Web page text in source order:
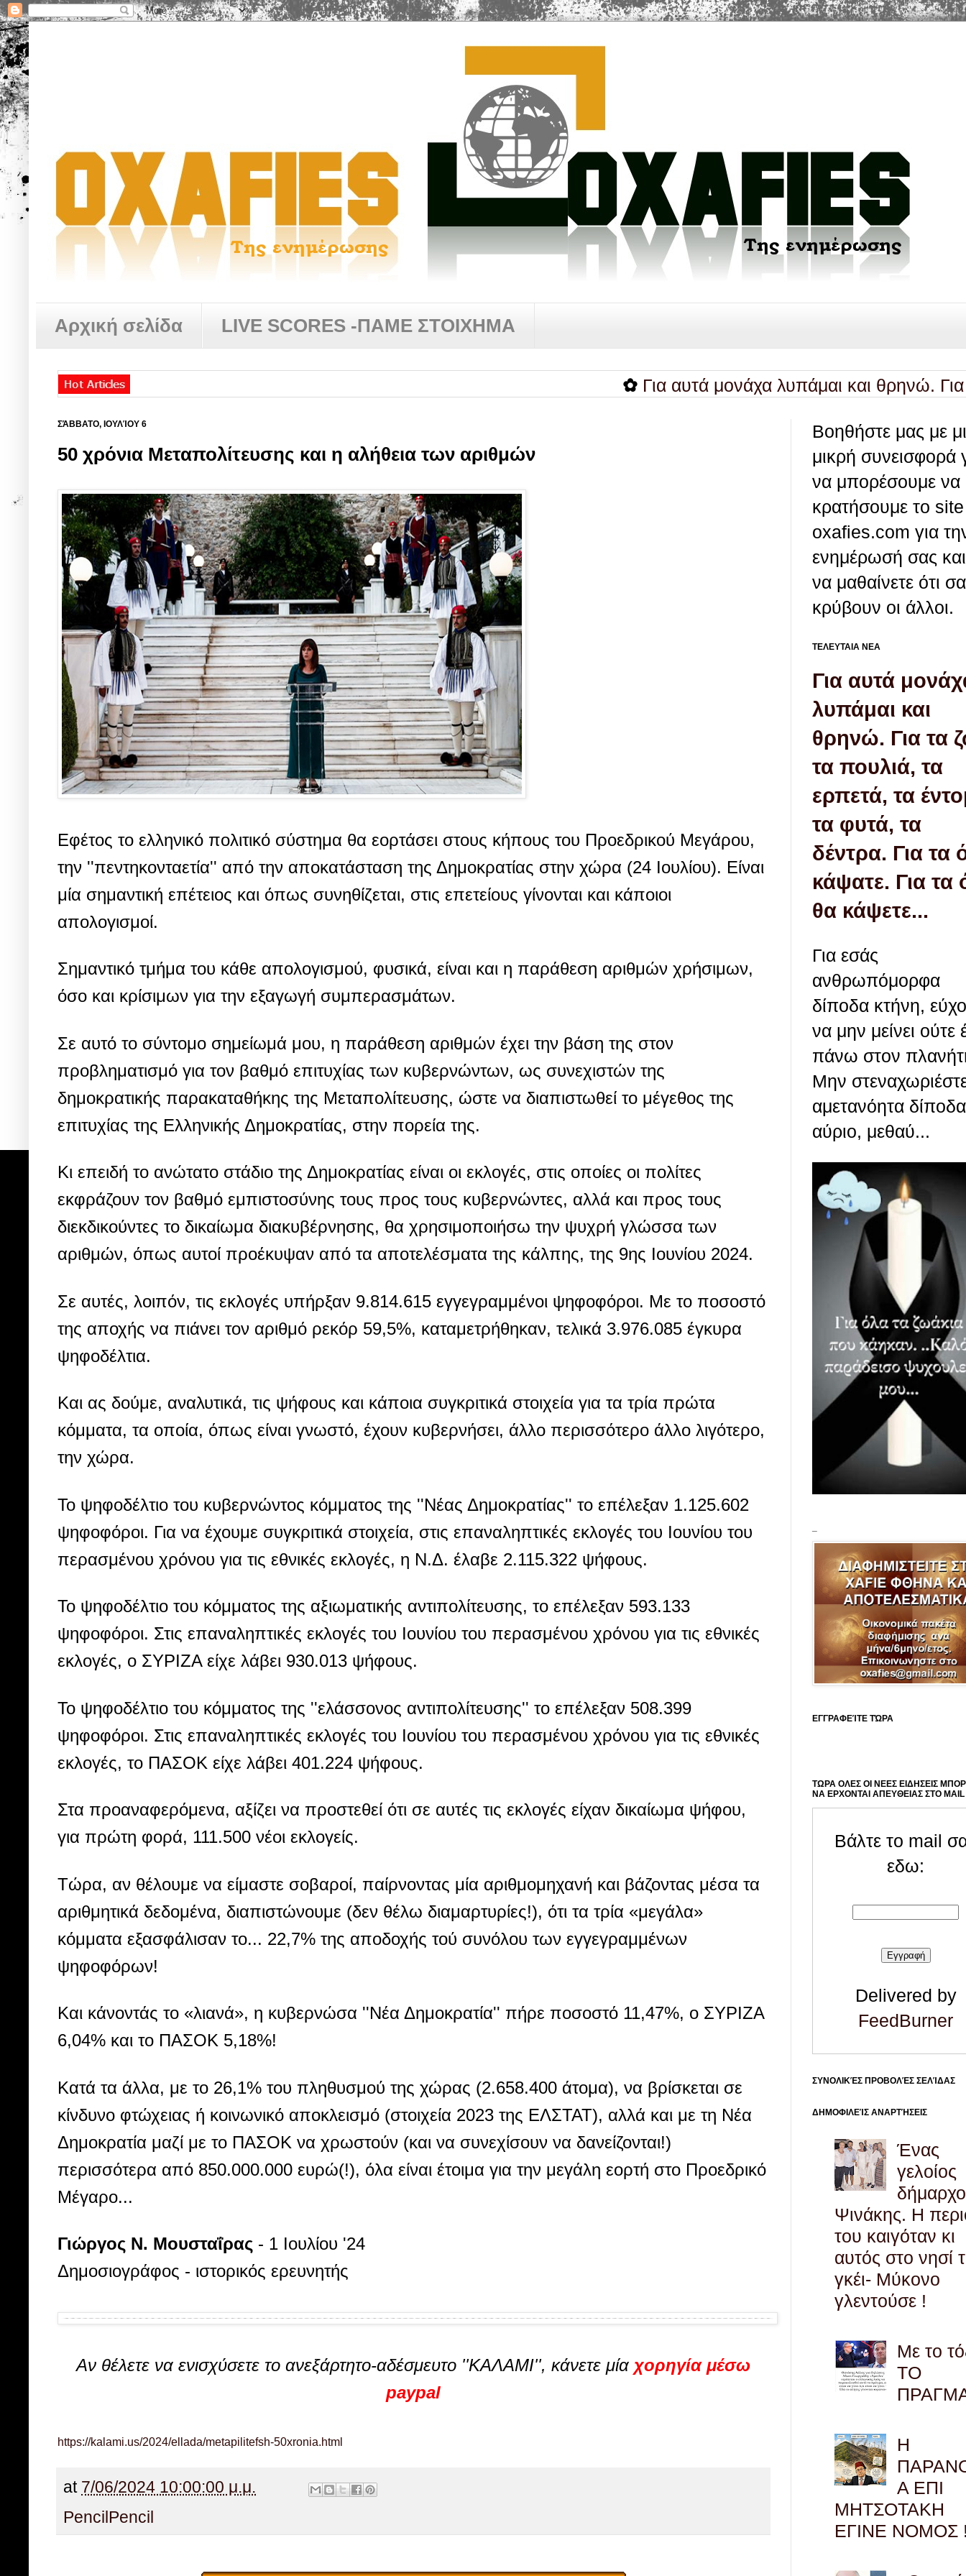
Αρχική σελίδα LIVE SCORES -ΠΑΜΕ ΣΤΟΙΧΗΜΑ
Για αυτά μονάχα λυπάμαι και θρηνώ. Για τα
ΣΆΒΒΑΤΟ, ΙΟΥΛΊΟΥ 6
50 χρόνια Μεταπολίτευσης και η αλήθεια των αριθμών
Εφέτος το ελληνικό πολιτικό σύστημα θα εορτάσει στους κήπους του Προεδρικού Μεγάρου,
την ''πεντηκονταετία'' από την αποκατάσταση της Δημοκρατίας στην χώρα (24 Ιουλίου). Είναι
μία σημαντική επέτειος και όπως συνηθίζεται, στις επετείους γίνονται και κάποιοι
απολογισμοί.
Σημαντικό τμήμα του κάθε απολογισμού, φυσικά, είναι και η παράθεση αριθμών χρήσιμων,
όσο και κρίσιμων για την εξαγωγή συμπερασμάτων.
Σε αυτό το σύντομο σημείωμά μου, η παράθεση αριθμών έχει την βάση της στον
προβληματισμό για τον βαθμό επιτυχίας των κυβερνώντων, ως συνεχιστών της
δημοκρατικής παρακαταθήκης της Μεταπολίτευσης, ώστε να διαπιστωθεί το μέγεθος της
επιτυχίας της Ελληνικής Δημοκρατίας, στην πορεία της.
Κι επειδή το ανώτατο στάδιο της Δημοκρατίας είναι οι εκλογές, στις οποίες οι πολίτες
εκφράζουν τον βαθμό εμπιστοσύνης τους προς τους κυβερνώντες, αλλά και προς τους
διεκδικούντες το δικαίωμα διακυβέρνησης, θα χρησιμοποιήσω την ψυχρή γλώσσα των
αριθμών, όπως αυτοί προέκυψαν από τα αποτελέσματα της κάλπης, της 9ης Ιουνίου 2024.
Σε αυτές, λοιπόν, τις εκλογές υπήρξαν 9.814.615 εγγεγραμμένοι ψηφοφόροι. Με το ποσοστό
της αποχής να πιάνει τον αριθμό ρεκόρ 59,5%, καταμετρήθηκαν, τελικά 3.976.085 έγκυρα
ψηφοδέλτια.
Και ας δούμε, αναλυτικά, τις ψήφους και κάποια συγκριτικά στοιχεία για τα τρία πρώτα
κόμματα, τα οποία, όπως είναι γνωστό, έχουν κυβερνήσει, άλλο περισσότερο άλλο λιγότερο,
την χώρα.
Το ψηφοδέλτιο του κυβερνώντος κόμματος της ''Νέας Δημοκρατίας'' το επέλεξαν 1.125.602
ψηφοφόροι. Για να έχουμε συγκριτικά στοιχεία, στις επαναληπτικές εκλογές του Ιουνίου του
περασμένου χρόνου για τις εθνικές εκλογές, η Ν.Δ. έλαβε 2.115.322 ψήφους.
Το ψηφοδέλτιο του κόμματος της αξιωματικής αντιπολίτευσης, το επέλεξαν 593.133
ψηφοφόροι. Στις επαναληπτικές εκλογές του Ιουνίου του περασμένου χρόνου για τις εθνικές
εκλογές, ο ΣΥΡΙΖΑ είχε λάβει 930.013 ψήφους.
Το ψηφοδέλτιο του κόμματος της ''ελάσσονος αντιπολίτευσης'' το επέλεξαν 508.399
ψηφοφόροι. Στις επαναληπτικές εκλογές του Ιουνίου του περασμένου χρόνου για τις εθνικές
εκλογές, το ΠΑΣΟΚ είχε λάβει 401.224 ψήφους.
Στα προαναφερόμενα, αξίζει να προστεθεί ότι σε αυτές τις εκλογές είχαν δικαίωμα ψήφου,
για πρώτη φορά, 111.500 νέοι εκλογείς.
Τώρα, αν θέλουμε να είμαστε σοβαροί, παίρνοντας μία αριθμομηχανή και βάζοντας μέσα τα
αριθμητικά δεδομένα, διαπιστώνουμε (δεν θέλω διαμαρτυρίες!), ότι τα τρία «μεγάλα»
κόμματα εξασφάλισαν το... 22,7% της αποδοχής τού συνόλου των εγγεγραμμένων
ψηφοφόρων!
Και κάνοντάς το «λιανά», η κυβερνώσα ''Νέα Δημοκρατία'' πήρε ποσοστό 11,47%, ο ΣΥΡΙΖΑ
6,04% και το ΠΑΣΟΚ 5,18%!
Κατά τα άλλα, με το 26,1% του πληθυσμού της χώρας (2.658.400 άτομα), να βρίσκεται σε
κίνδυνο φτώχειας ή κοινωνικό αποκλεισμό (στοιχεία 2023 της ΕΛΣΤΑΤ), αλλά και με τη Νέα
Δημοκρατία μαζί με το ΠΑΣΟΚ να χρωστούν (και να συνεχίσουν να δανείζονται!)
περισσότερα από 850.000.000 ευρώ(!), όλα είναι έτοιμα για την μεγάλη εορτή στο Προεδρικό
Μέγαρο...
Γιώργος Ν. Μουσταΐρας - 1 Ioυλίου '24
Δημοσιογράφος - ιστορικός ερευνητής
Aν θέλετε να ενισχύσετε τo ανεξάρτητo-αδέσμευτo ''ΚΑΛΑΜΙ'', κάνετε μία χορηγία μέσω
paypal
https://kalami.us/2024/ellada/metapilitefsh-50xronia.html
at 7/06/2024 10:00:00 μ.μ.
Pencil Pencil
Βοηθήστε μας με
μικρή συνεισφορά
να μπορέσουμε να
κρατήσουμε το site
oxafies.com για
ενημέρωσή σας
να μαθαίνετε ότι
κρύβουν οι άλλοι.
ΤΕΛΕΥΤΑΙΑ ΝΕΑ
Για αυτά
λυπάμαι και
θρηνώ. Για τα
τα πουλιά, τα
ερπετά, τα
τα φυτά, τα
δέντρα. Για τα
κάψατε. Για τα
θα κάψετε...
Για εσάς
ανθρωπόμορφα
δίποδα κτήνη,
να μην μείνει ούτε
πάνω στον
Μην
αμετανόητα
αύριο, μεθαύ...
ΕΓΓΡΑΦΕΊΤΕ ΤΏΡΑ
ΤΩΡΑ ΟΛΕΣ ΟΙ ΝΕΕΣ ΕΙΔΗΣΕΙΣ
ΝΑ ΕΡΧΟΝΤΑΙ ΑΠΕΥΘΕΙΑΣ ΣΤΟ
Βάλτε το mail
εδω:
Delivered by
FeedBurner
ΣΥΝΟΛΙΚΈΣ ΠΡΟΒΟΛΈΣ ΣΕΛΊΔΑΣ
ΔΗΜΟΦΙΛΕΊΣ ΑΝΑΡΤΉΣΕΙΣ
Ένας
γελοίος
Ψινάκης. Η
του καιγόταν κι
αυτός στο νησί
γκέι- Μύκονο
γλεντούσε !
Με το
ΤΟ
Η
Α ΕΠΙ
ΜΗΤΣΟΤΑΚΗ
ΕΓΙΝΕ ΝΟΜΟΣ